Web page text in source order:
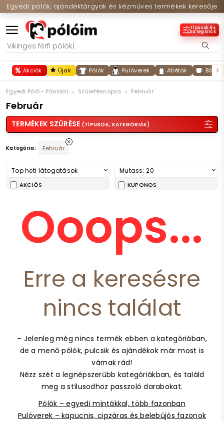
Egyedi pólók, ajándéktárgyak és kézműves termékek keresője
Típusok és
kategóriák
Akciók Újak Pólók Pulóverek Atléták
Egyedi Póló - Főoldal Születésnapra Február
Február
TERMÉKEK SZŰRÉSE (TÍPUSOK, KATEGÓRIÁK)
Kategória: Február
Top heti látogatások Mutass: 20
AKCIÓS KUPONOS
Ooops...
Erre a keresésre
nincs találat
– Jelenleg még nincs termék ebben a kategóriában,
de a menő pólók, pulcsik és ajándékok már most is
várnak rád!
Nézz szét a legnépszerűbb kategóriákban, és találd
meg a stílusodhoz passzoló darabokat.
Pólók – egyedi mintákkal, több fazonban
Pulóverek – kapucnis, cipzáras és belebújós fazonok